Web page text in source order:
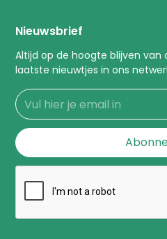
Nieuwsbrief
Altijd op de hoogte blijven van
laatste nieuwtjes in ons